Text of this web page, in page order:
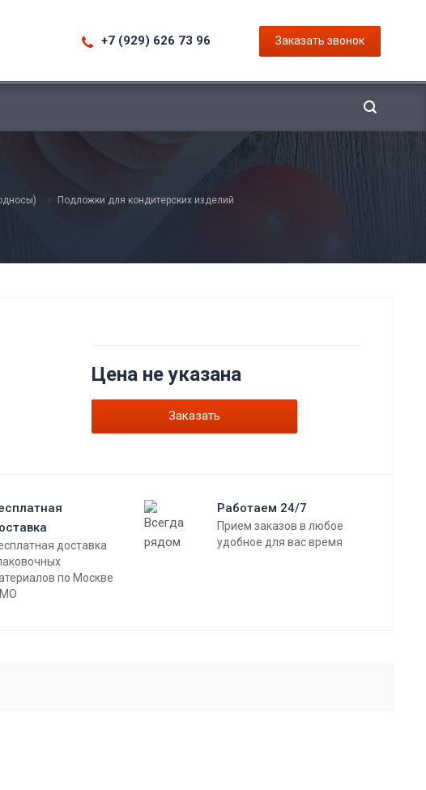
+7 (929) 626 73 96 Заказать звонок
Подложки для кондитерских изделий
Цена не указана
Заказать
доставка
по Москве
Работаем 24/7
Прием заказов в любое
удобное для вас время